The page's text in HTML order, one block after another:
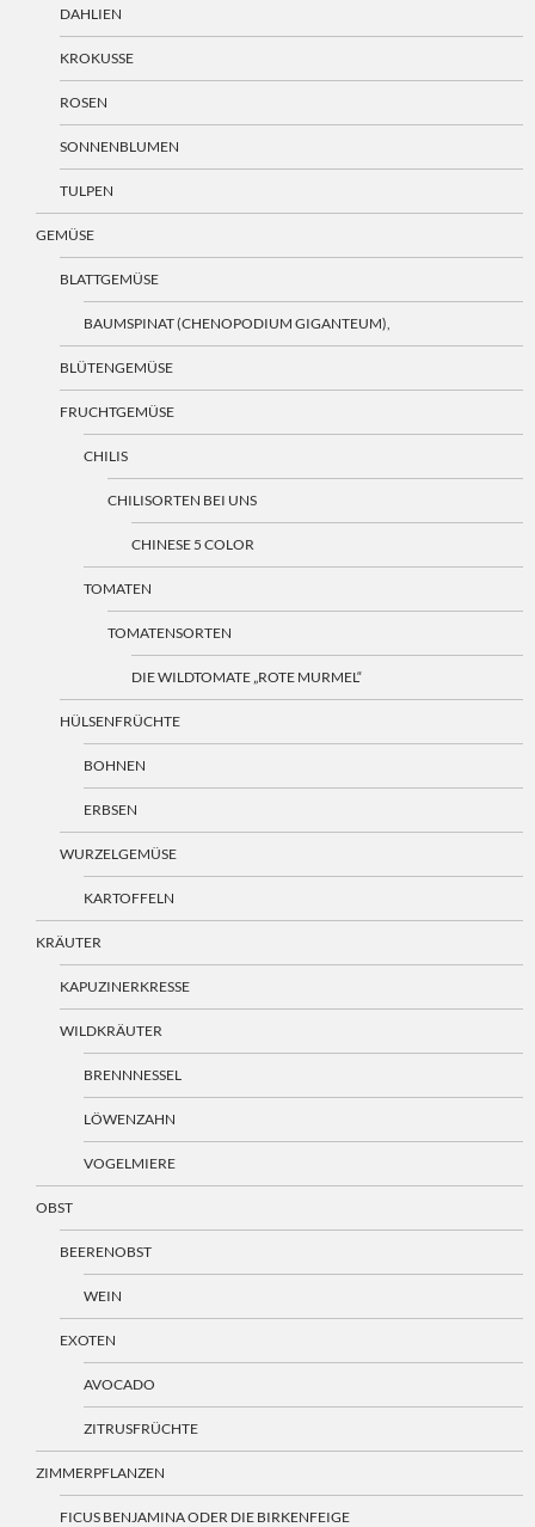
DAHLIEN
KROKUSSE
ROSEN
SONNENBLUMEN
TULPEN
GEMÜSE
BLATTGEMÜSE
BAUMSPINAT (CHENOPODIUM GIGANTEUM),
BLÜTENGEMÜSE
FRUCHTGEMÜSE
CHILIS
CHILISORTEN BEI UNS
CHINESE 5 COLOR
TOMATEN
TOMATENSORTEN
DIE WILDTOMATE „ROTE MURMEL“
HÜLSENFRÜCHTE
BOHNEN
ERBSEN
WURZELGEMÜSE
KARTOFFELN
KRÄUTER
KAPUZINERKRESSE
WILDKRÄUTER
BRENNNESSEL
LÖWENZAHN
VOGELMIERE
OBST
BEERENOBST
WEIN
EXOTEN
AVOCADO
ZITRUSFRÜCHTE
ZIMMERPFLANZEN
FICUS BENJAMINA ODER DIE BIRKENFEIGE